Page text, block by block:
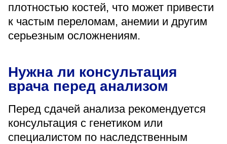
плотностью костей, что может привести
к частым переломам, анемии и другим
серьезным осложнениям.
Нужна ли консультация
врача перед анализом
Перед сдачей анализа рекомендуется
консультация с генетиком или
специалистом по наследственным